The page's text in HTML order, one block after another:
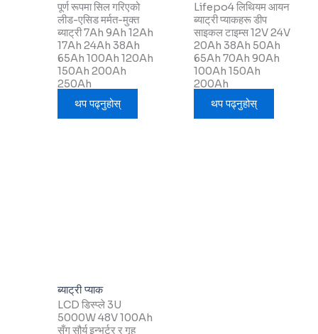
पूर्ण रूपमा सिल गरिएको
लीड-एसिड मर्मत-मुक्त
ब्याट्री 7Ah 9Ah 12Ah
17Ah 24Ah 38Ah
65Ah 100Ah 120Ah
150Ah 200Ah
250Ah
थप पढ्नुहोस्
Lifepo4 लिथियम आयन
ब्याट्री प्याकहरू डीप
साइकल टाइम्स 12V 24V
20Ah 38Ah 50Ah
65Ah 70Ah 90Ah
100Ah 150Ah
200Ah
थप पढ्नुहोस्
ब्याट्री प्याक
LCD डिस्प्ले 3U
5000W 48V 100Ah
सँग सौर्य इन्भर्टर र गृह